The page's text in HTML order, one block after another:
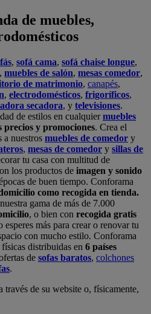
de muebles,
, sofá cama, sofá chaise longue,
, muebles de salón, mesas comedor,
de matrimonio, canapés,
, electrodomésticos, frigoríficos,
secadora, y televisiones.
de estilos en cualquiermuebles
precios y promociones. Crea el
a nuestros muebles de comedor y
, mesas de comedor y sillas de
tu casa con multitud de
los productos de imagen y sonido
de buen tiempo. Conforama
como recogida en tienda.
gama de más de 7.000
, o bien con recogida gratis
esperes más para crear o renovar tu
con mucho estilo. Conforama
físicas distribuidas en 6 países
de sofas baratos, colchones
.
de su website o, físicamente,